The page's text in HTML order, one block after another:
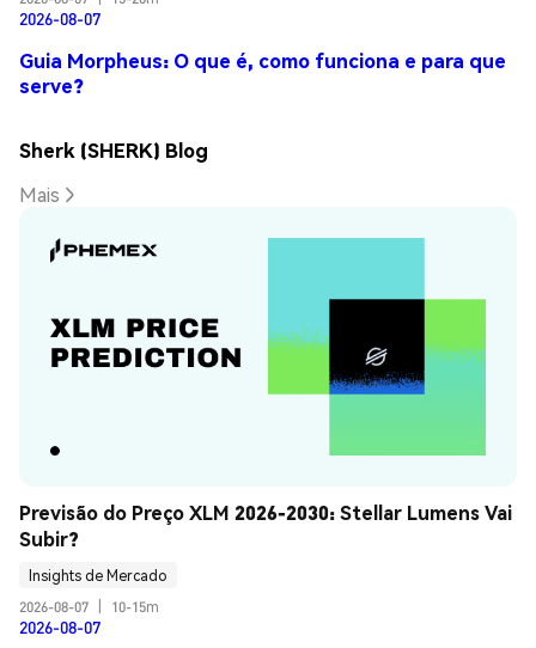
2026-08-07
Guia Morpheus: O que é, como funciona e para que
serve?
Sherk (SHERK) Blog
Mais
Previsão do Preço XLM 2026-2030: Stellar Lumens Vai
Subir?
Insights de Mercado
2026-08-07
10-15m
2026-08-07